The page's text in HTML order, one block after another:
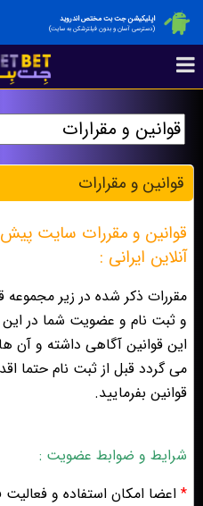
اپلیکیشن جت بت مختص اندروید
(دسترسی آسان و بدون فیلترشکن به سایت)
قوانين و مقرارات
قوانین و مقررات سایت
آنلاین ایرانی :
مقررات ذکر شده در زیر
و ثبت نام و عضویت شما در
این قوانین آگاهی داشته و آن ها
می گردد قبل از ثبت نام حتما
قوانین بفرمایید.
شرایط و ضوابط عضویت :
* اعضا امکان استفاده و